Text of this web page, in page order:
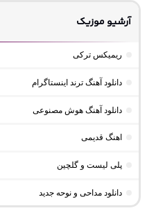
آرشیو موزیک
ریمیکس ترکی
دانلود آهنگ ترند اینستاگرام
دانلود آهنگ هوش مصنوعی
اهنگ قدیمی
پلی لیست و گلچین
دانلود مداحی و نوحه جدید